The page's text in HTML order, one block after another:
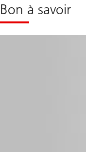
Bon à savoir